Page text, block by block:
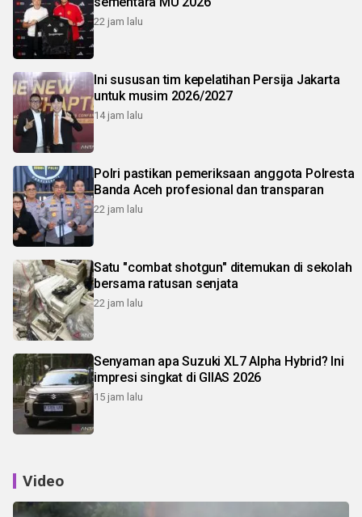
22 jam lalu
Ini sususan tim kepelatihan Persija Jakarta
untuk musim 2026/2027
14 jam lalu
Polri pastikan pemeriksaan anggota Polresta
Banda Aceh profesional dan transparan
22 jam lalu
Satu "combat shotgun" ditemukan di sekolah
bersama ratusan senjata
22 jam lalu
Senyaman apa Suzuki XL7 Alpha Hybrid? Ini
impresi singkat di GIIAS 2026
15 jam lalu
Video